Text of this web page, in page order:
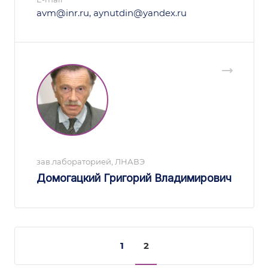
avm@inr.ru, aynutdin@yandex.ru
зав.лабораторией, ЛНАВЭ
Домогацкий Григорий Владимирович
1 2